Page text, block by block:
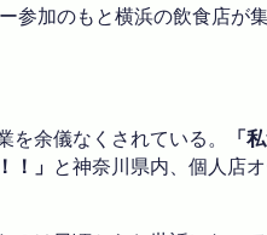
加のもと横浜の飲食店が
余儀なくされている。
「
！」 と神奈川県内、個人店